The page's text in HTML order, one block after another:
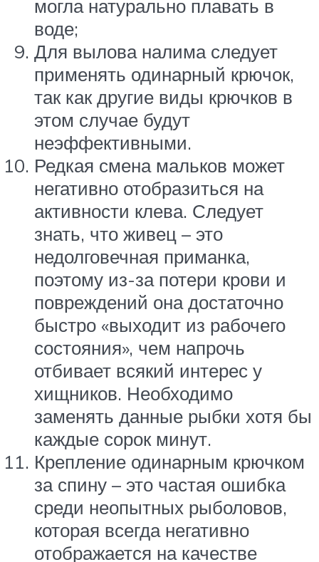
могла натурально плавать в
воде;
Для вылова налима следует
применять одинарный крючок,
так как другие виды крючков в
этом случае будут
неэффективными.
Редкая смена мальков может
негативно отобразиться на
активности клева. Следует
знать, что живец – это
недолговечная приманка,
поэтому из-за потери крови и
повреждений она достаточно
быстро «выходит из рабочего
состояния», чем напрочь
отбивает всякий интерес у
хищников. Необходимо
заменять данные рыбки хотя бы
каждые сорок минут.
Крепление одинарным крючком
за спину – это частая ошибка
среди неопытных рыболовов,
которая всегда негативно
отображается на качестве